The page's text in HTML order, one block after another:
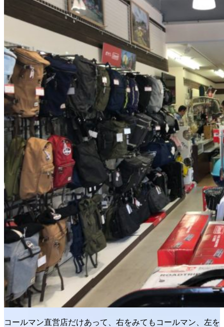
コールマン直営店だけあって、右をみてもコールマン、左を